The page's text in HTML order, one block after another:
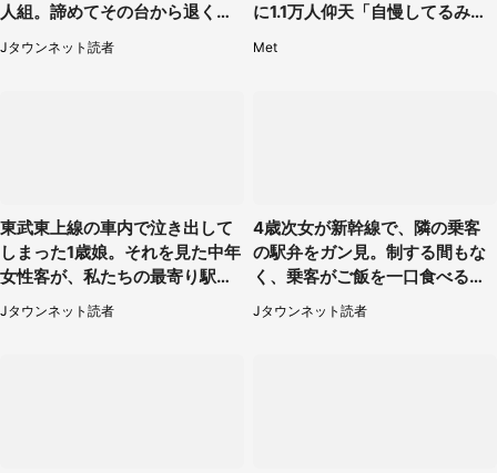
人組。諦めてその台から退く
と、後ろから声が（東京都・40
代女性）
Jタウンネット読者
に1.1万人仰天「自慢してるみた
Met
東武東上線の車内で泣き出して
しまった1歳娘。それを見た中年
女性客が、私たちの最寄り駅ま
でずっと（埼玉県・30代女性）
Jタウンネット読者
4歳次女が新幹線で、隣の乗客
の駅弁をガン見。制する間もな
く、乗客がご飯を一口食べると
（茨城県・50代女性）
Jタウンネット読者